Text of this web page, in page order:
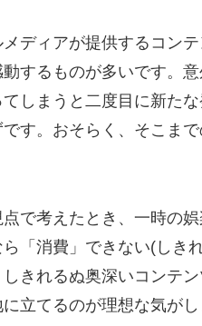
ディアが提供するコン
するものが多いです。
しまうと二度目に新た
す。おそらく、そこま
で考えたとき、一時の
「消費」できない(しき
きれるぬ奥深いコンテ
立てるのが理想な気がし